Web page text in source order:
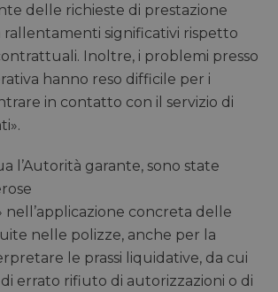
delle richieste di prestazione
rallentamenti significativi rispetto
Inoltre, i problemi presso
hanno reso difficile per i
in contatto con il servizio di
l’Autorità garante, sono state
concreta delle
nelle polizze, anche per la
le prassi liquidative, da cui
di errato rifiuto di autorizzazioni o di